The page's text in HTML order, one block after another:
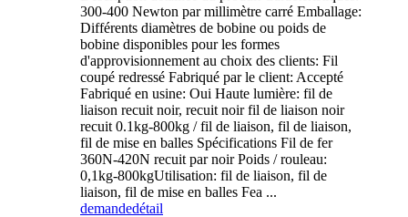
300-400 Newton par millimètre carré Emballage:
Différents diamètres de bobine ou poids de
bobine disponibles pour les formes
d'approvisionnement au choix des clients: Fil
coupé redressé Fabriqué par le client: Accepté
Fabriqué en usine: Oui Haute lumière: fil de
liaison recuit noir, recuit noir fil de liaison noir
recuit 0.1kg-800kg / fil de liaison, fil de liaison,
fil de mise en balles Spécifications Fil de fer
360N-420N recuit par noir Poids / rouleau:
0,1kg-800kgUtilisation: fil de liaison, fil de
liaison, fil de mise en balles Fea ...
demandedétail